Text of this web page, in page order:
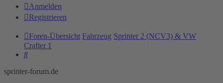
Anmelden
Registrieren
Foren-Übersicht Fahrzeug Sprinter 2 (NCV3) & VW
Crafter 1
Suche
sprinter-forum.de